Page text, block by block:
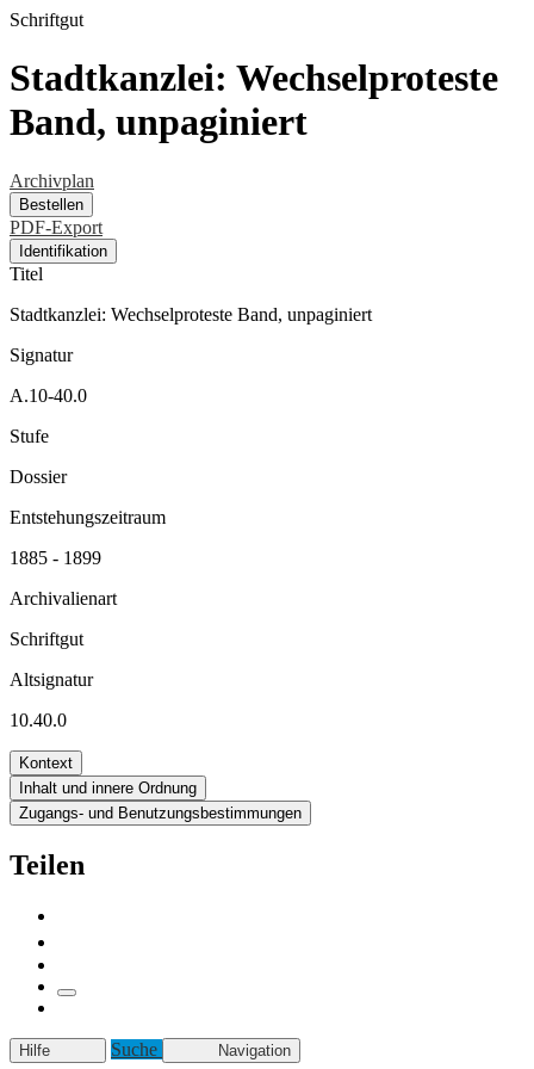
Schriftgut
Stadtkanzlei: Wechselproteste
Band, unpaginiert
Archivplan
Bestellen
PDF-Export
Identifikation
Titel
Stadtkanzlei: Wechselproteste Band, unpaginiert
Signatur
A.10-40.0
Stufe
Dossier
Entstehungszeitraum
1885 - 1899
Archivalienart
Schriftgut
Altsignatur
10.40.0
Kontext
Inhalt und innere Ordnung
Zugangs- und Benutzungsbestimmungen
Teilen
Hilfe Suche Navigation